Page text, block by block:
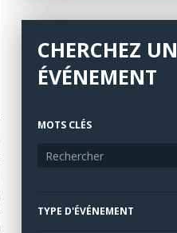
CHERCHEZ UN
ÉVÉNEMENT
MOTS CLÉS
TYPE D'ÉVÉNEMENT